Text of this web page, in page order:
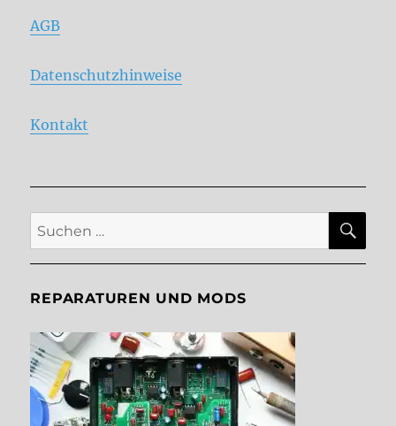
AGB
Datenschutzhinweise
Kontakt
Suche
nach:
REPARATUREN UND MODS